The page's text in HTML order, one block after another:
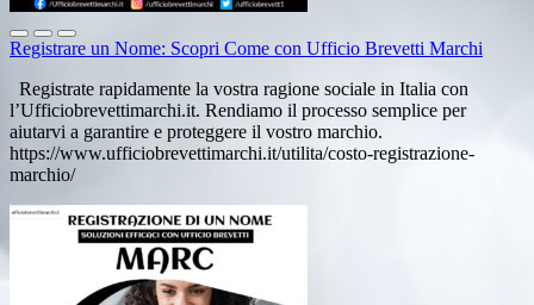
Registrare un Nome: Scopri Come con Ufficio Brevetti Marchi
Registrate rapidamente la vostra ragione sociale in Italia con
l’Ufficiobrevettimarchi.it. Rendiamo il processo semplice per
aiutarvi a garantire e proteggere il vostro marchio.
https://www.ufficiobrevettimarchi.it/utilita/costo-registrazione-
marchio/